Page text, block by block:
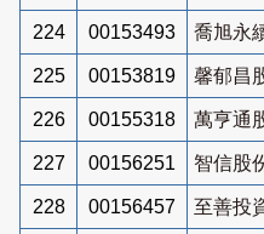
224 00153493 喬旭永
225 00153819 馨郁昌
226 00155318 萬亨通
227 00156251 智信股
228 00156457 至善投